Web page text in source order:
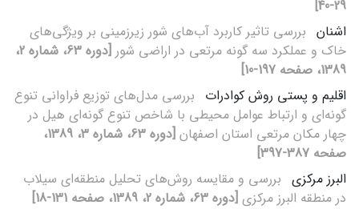
29-40]
اشنان بررسی تاثیر کاربرد آب‌های شور زیر‌زمینی بر ویژگی‌های
خاک و عملکرد سه گونه مرتعی در اراضی شور
[دوره 63، شماره 2،
1389، صفحه 197-10]
اقلیم و پستی روش کوادرات بررسی مدل‌‌های توزیع فراوانی تنوع
گونه‌‌ای و ارتباط عوامل محیطی با شاخص تنوع گونه‌‌ای هیل در
چهار مکان مرتعی استان اصفهان
[دوره 63، شماره 3، 1389،
صفحه 387-397]
البرز مرکزی بررسی و مقایسه روش‌های تحلیل منطقه‌ای سیلاب
در منطقه البرز مرکزی [دوره 63، شماره 2، 1389، صفحه 131-18]